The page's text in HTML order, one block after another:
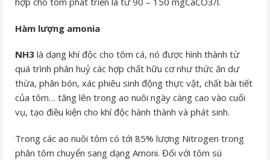
Hàm lượng amonia
NH3 là dạng khí độc cho tôm cá, nó được hình thành từ
quá trình phân huỷ các hợp chất hữu cơ như thức ăn dư
thừa, phân bón, xác phiêu sinh động thực vật, chất bài tiết
của tôm… tăng lên trong ao nuôi ngày càng cao vào cuối
vụ, tạo điều kiện cho khí độc hành thành và phát sinh.
Trong các ao nuôi tôm có tới 85% lượng Nitrogen trong
phân tôm chuyển sang dạng Amoni. Đối với tôm sú